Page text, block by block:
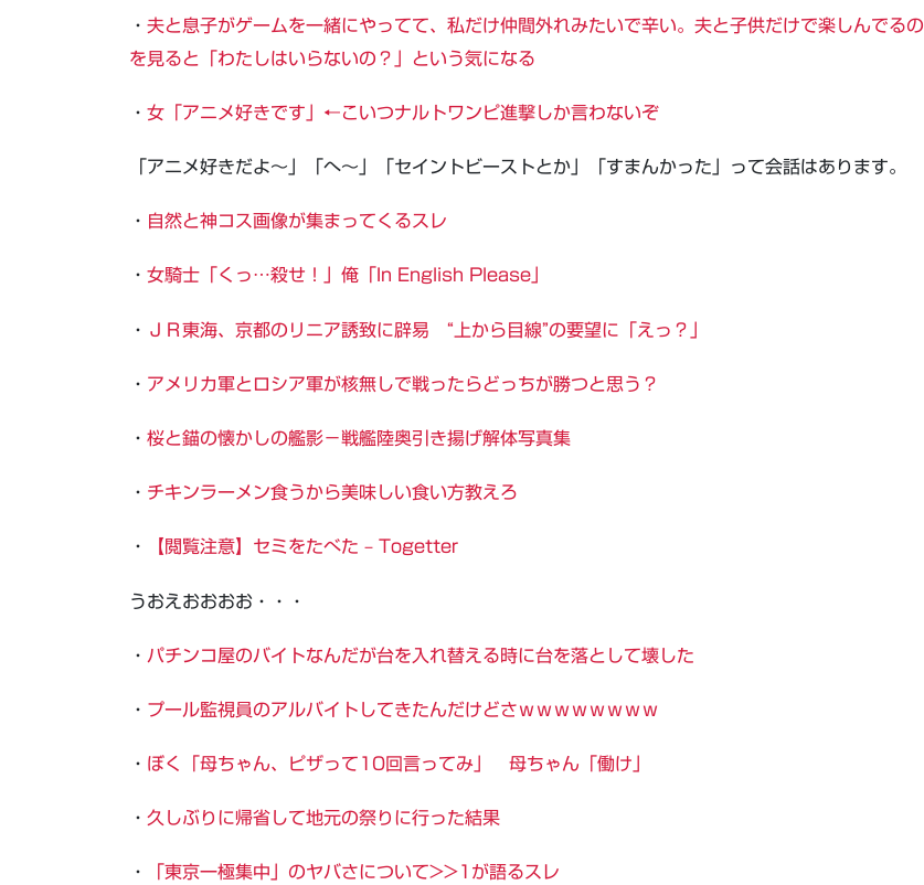
・ 夫と息子がゲームを一緒にやってて、私だけ仲間外れみたいで辛い。夫と子供だけで楽しんでるの
を見ると「わたしはいらないの？」という気になる
・ 女「アニメ好きです」←こいつナルトワンピ進撃しか言わないぞ
「アニメ好きだよ～」「へ～」「セイントビーストとか」「すまんかった」って会話はあります。
・ 自然と神コス画像が集まってくるスレ
・ 女騎士「くっ…殺せ！」俺「In English Please」
・ ＪＲ東海、京都のリニア誘致に辟易 “上から目線”の要望に「えっ？」
・ アメリカ軍とロシア軍が核無しで戦ったらどっちが勝つと思う？
・ 桜と錨の懐かしの艦影－戦艦陸奥引き揚げ解体写真集
・ チキンラーメン食うから美味しい食い方教えろ
・ 【閲覧注意】セミをたべた – Togetter
うおえおおおお・・・
・ パチンコ屋のバイトなんだが台を入れ替える時に台を落として壊した
・ プール監視員のアルバイトしてきたんだけどさｗｗｗｗｗｗｗｗ
・ ぼく「母ちゃん、ピザって10回言ってみ」 母ちゃん「働け」
・ 久しぶりに帰省して地元の祭りに行った結果
・ 「東京一極集中」のヤバさについて>>1が語るスレ